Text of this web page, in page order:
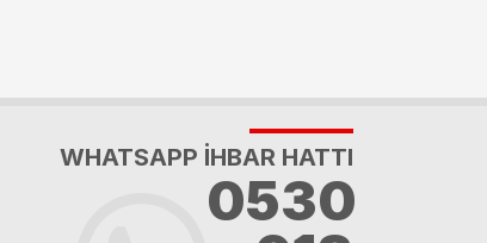
WHATSAPP İHBAR HATTI
0530